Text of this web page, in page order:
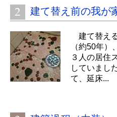
建て替え前の我が
建て替え
（約50年
３人の居住
していまし
て、延床...